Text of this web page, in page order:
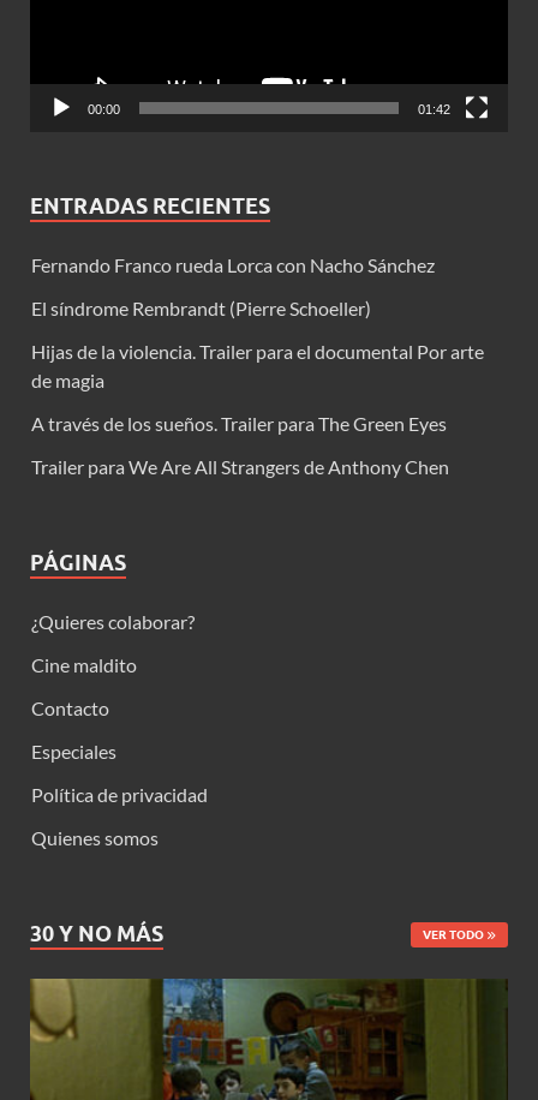
00:00 01:42
ENTRADAS RECIENTES
Fernando Franco rueda Lorca con Nacho Sánchez
El síndrome Rembrandt (Pierre Schoeller)
Hijas de la violencia. Trailer para el documental Por arte
de magia
A través de los sueños. Trailer para The Green Eyes
Trailer para We Are All Strangers de Anthony Chen
PÁGINAS
¿Quieres colaborar?
Cine maldito
Contacto
Especiales
Política de privacidad
Quienes somos
30 Y NO MÁS VER TODO